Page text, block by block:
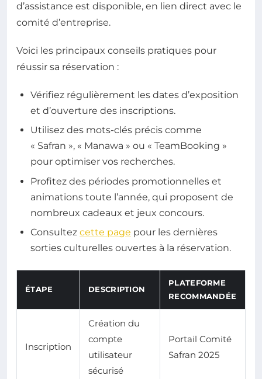
d’assistance est disponible, en lien direct avec le
comité d’entreprise.
Voici les principaux conseils pratiques pour
réussir sa réservation :
Vérifiez régulièrement les dates d’exposition
et d’ouverture des inscriptions.
Utilisez des mots-clés précis comme
« Safran », « Manawa » ou « TeamBooking »
pour optimiser vos recherches.
Profitez des périodes promotionnelles et
animations toute l’année, qui proposent de
nombreux cadeaux et jeux concours.
Consultez cette page pour les dernières
sorties culturelles ouvertes à la réservation.
ÉTAPE DESCRIPTION
PLATEFORME
RECOMMANDÉE
Inscription
Création du
compte
utilisateur
sécurisé
Portail Comité
Safran 2025